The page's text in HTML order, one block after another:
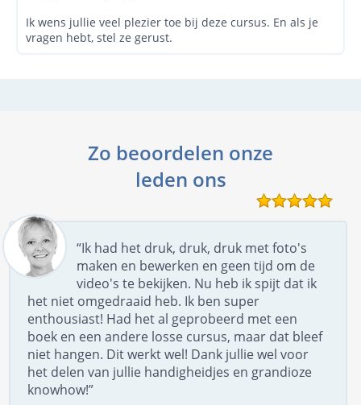
Ik wens jullie veel plezier toe bij deze cursus. En als je
vragen hebt, stel ze gerust.
Zo beoordelen onze
leden ons
“Ik had het druk, druk, druk met foto's
maken en bewerken en geen tijd om de
video's te bekijken. Nu heb ik spijt dat ik
het niet omgedraaid heb. Ik ben super
enthousiast! Had het al geprobeerd met een
boek en een andere losse cursus, maar dat bleef
niet hangen. Dit werkt wel! Dank jullie wel voor
het delen van jullie handigheidjes en grandioze
knowhow!”